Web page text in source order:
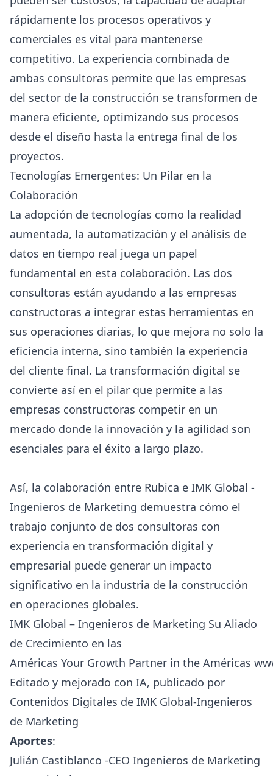
rápidamente los procesos operativos y
comerciales es vital para mantenerse
competitivo. La experiencia combinada de
ambas consultoras permite que las empresas
del sector de la construcción se transformen de
manera eficiente, optimizando sus procesos
desde el diseño hasta la entrega final de los
proyectos.
Tecnologías Emergentes: Un Pilar en la
Colaboración
La adopción de tecnologías como la realidad
aumentada, la automatización y el análisis de
datos en tiempo real juega un papel
fundamental en esta colaboración. Las dos
consultoras están ayudando a las empresas
constructoras a integrar estas herramientas en
sus operaciones diarias, lo que mejora no solo la
eficiencia interna, sino también la experiencia
del cliente final. La transformación digital se
convierte así en el pilar que permite a las
empresas constructoras competir en un
mercado donde la innovación y la agilidad son
esenciales para el éxito a largo plazo.
Así, la colaboración entre Rubica e IMK Global -
Ingenieros de Marketing demuestra cómo el
trabajo conjunto de dos consultoras con
experiencia en transformación digital y
empresarial puede generar un impacto
significativo en la industria de la construcción
en operaciones globales.
IMK Global – Ingenieros de Marketing Su Aliado
de Crecimiento en las
Américas Your Growth Partner in the Américas
Editado y mejorado con IA, publicado por
Contenidos Digitales de IMK Global-Ingenieros
de Marketing
Aportes:
Julián Castiblanco -CEO Ingenieros de Marketing